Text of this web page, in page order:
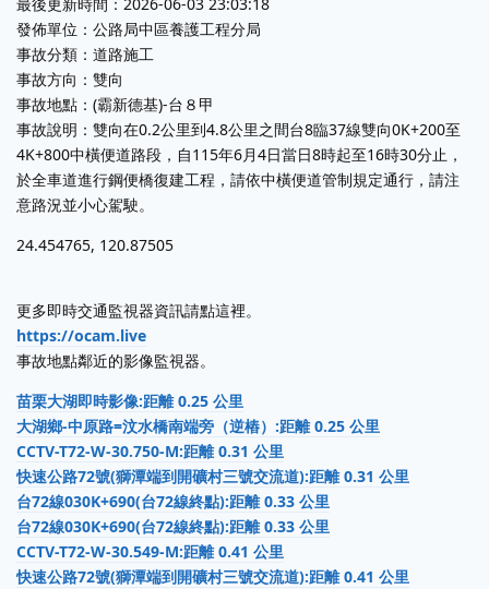
發佈單位：公路局中區養護工程分局
事故分類：道路施工
事故方向：雙向
事故地點：(霸新德基)-台８甲
事故說明：雙向在0.2公里到4.8公里之間台8臨37線雙向0K+200至
4K+800中橫便道路段，自115年6月4日當日8時起至16時30分止，
於全車道進行鋼便橋復建工程，請依中橫便道管制規定通行，請注
意路況並小心駕駛。
24.454765, 120.87505
更多即時交通監視器資訊請點這裡。
https://ocam.live
事故地點鄰近的影像監視器。
苗栗大湖即時影像:距離 0.25 公里
大湖鄉-中原路=汶水橋南端旁（逆樁）:距離 0.25 公里
CCTV-T72-W-30.750-M:距離 0.31 公里
快速公路72號(獅潭端到開礦村三號交流道):距離 0.31 公里
台72線030K+690(台72線終點):距離 0.33 公里
台72線030K+690(台72線終點):距離 0.33 公里
CCTV-T72-W-30.549-M:距離 0.41 公里
快速公路72號(獅潭端到開礦村三號交流道):距離 0.41 公里